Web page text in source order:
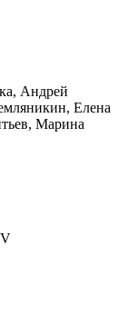
Андрей
Елена
Марина